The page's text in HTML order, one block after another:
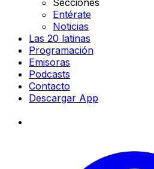
Secciones
Entérate
Noticias
Las 20 latinas
Programación
Emisoras
Podcasts
Contacto
Descargar App